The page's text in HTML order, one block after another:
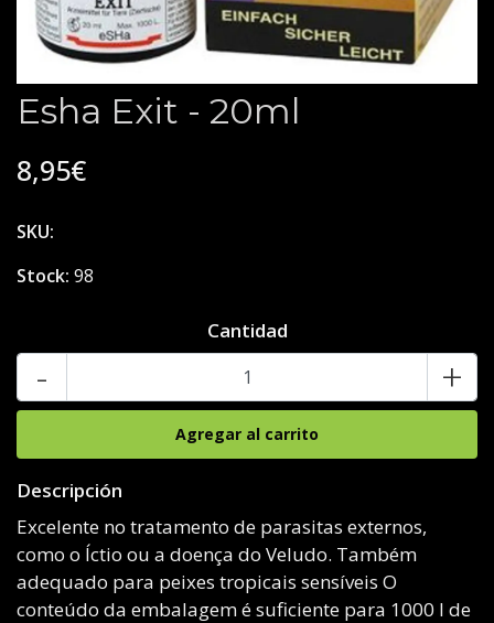
Esha Exit - 20ml
8,95€
SKU:
Stock: 98
Cantidad
- +
Descripción
Excelente no tratamento de parasitas externos,
como o Íctio ou a doença do Veludo. Também
adequado para peixes tropicais sensíveis O
conteúdo da embalagem é suficiente para 1000 l de